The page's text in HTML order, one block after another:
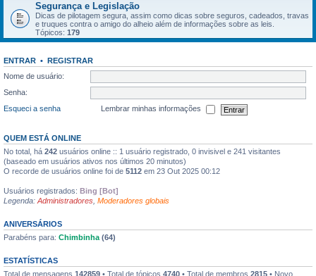
Segurança e Legislação
Dicas de pilotagem segura, assim como dicas sobre seguros, cadeados, travas
e truques contra o amigo do alheio além de informações sobre as leis.
Tópicos: 179
ENTRAR • REGISTRAR
Nome de usuário:
Senha:
Esqueci a senha
Lembrar minhas informações
QUEM ESTÁ ONLINE
No total, há 242 usuários online :: 1 usuário registrado, 0 invisivel e 241 visitantes
(baseado em usuários ativos nos últimos 20 minutos)
O recorde de usuários online foi de 5112 em 23 Out 2025 00:12
Usuários registrados: Bing [Bot]
Legenda: Administradores Moderadores globais
ANIVERSÁRIOS
Parabéns para: Chimbinha (64)
ESTATÍSTICAS
Total de mensagens 142859 • Total de tópicos 4740 • Total de membros 2815 • Novo